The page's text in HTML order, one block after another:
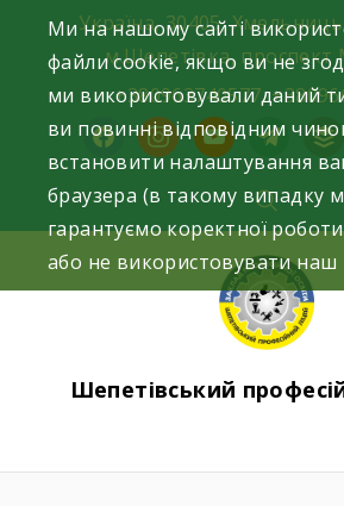
content
Україна, 30405,
м.Шепетівка, проспект
+380963740577,
facebookinstagramyoutubetelegram
Шепетівський
Ми на нашому сайті
файли cookie, якщо ви не
ми використовували даний
ви повинні відповідним
встановити налаштування
браузера (в такому випадку
гарантуємо коректної
або не використовувати наш